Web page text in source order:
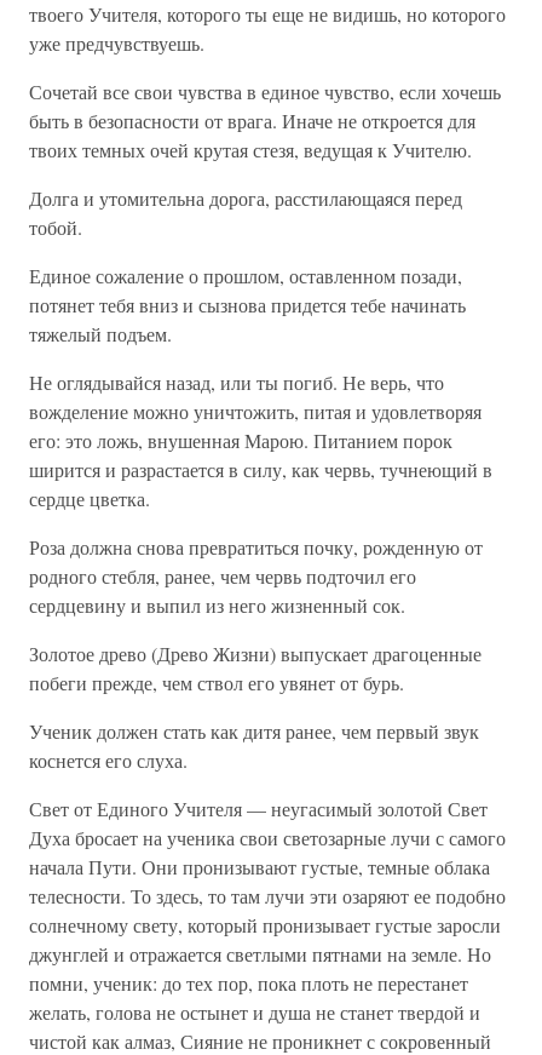
твоего Учителя, которого ты еще не видишь, но которого
уже предчувствуешь.
Сочетай все свои чувства в единое чувство, если хочешь
быть в безопасности от врага. Иначе не откроется для
твоих темных очей крутая стезя, ведущая к Учителю.
Долга и утомительна дорога, расстилающаяся перед
тобой.
Единое сожаление о прошлом, оставленном позади,
потянет тебя вниз и сызнова придется тебе начинать
тяжелый подъем.
Не оглядывайся назад, или ты погиб. Не верь, что
вожделение можно уничтожить, питая и удовлетворяя
его: это ложь, внушенная Марою. Питанием порок
ширится и разрастается в силу, как червь, тучнеющий в
сердце цветка.
Роза должна снова превратиться почку, рожденную от
родного стебля, ранее, чем червь подточил его
сердцевину и выпил из него жизненный сок.
Золотое древо (Древо Жизни) выпускает драгоценные
побеги прежде, чем ствол его увянет от бурь.
Ученик должен стать как дитя ранее, чем первый звук
коснется его слуха.
Свет от Единого Учителя — неугасимый золотой Свет
Духа бросает на ученика свои светозарные лучи с самого
начала Пути. Они пронизывают густые, темные облака
телесности. То здесь, то там лучи эти озаряют ее подобно
солнечному свету, который пронизывает густые заросли
джунглей и отражается светлыми пятнами на земле. Но
помни, ученик: до тех пор, пока плоть не перестанет
желать, голова не остынет и душа не станет твердой и
чистой как алмаз, Сияние не проникнет с сокровенный